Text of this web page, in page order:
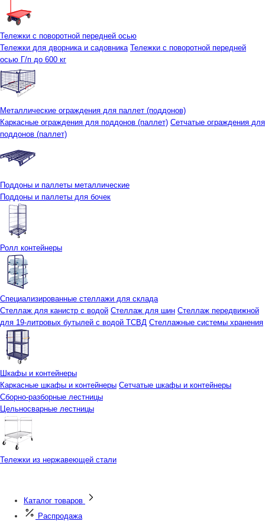
Тележки с поворотной передней осью
Тележки для дворника и садовника Тележки с поворотной передней
осью Г/п до 600 кг
Металлические ограждения для паллет (поддонов)
Каркасные ограждения для поддонов (паллет) Сетчатые ограждения для
поддонов (паллет)
Поддоны и паллеты металлические
Поддоны и паллеты для бочек
Ролл контейнеры
Специализированные стеллажи для склада
Стеллаж для канистр с водой Стеллаж для шин Стеллаж передвижной
для 19-литровых бутылей с водой ТСВД Стеллажные системы хранения
Шкафы и контейнеры
Каркасные шкафы и контейнеры Сетчатые шкафы и контейнеры
Сборно-разборные лестницы
Цельносварные лестницы
Тележки из нержавеющей стали
Каталог товаров
Распродажа